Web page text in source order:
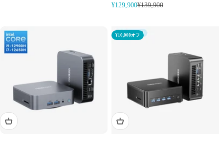
セール価格
¥129,900通常価格
¥139,900
¥10,000オフ